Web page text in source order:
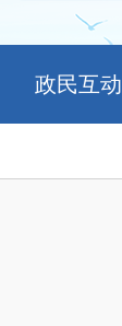
政民互动